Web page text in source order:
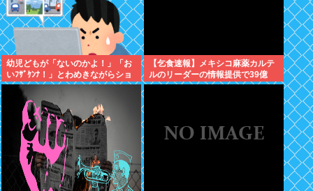
幼児どもが「ないのかよ！」「お
いﾌｻﾞｹﾝﾅ！」とわめきながらショ
ーケースをドンドン叩いたり、エ
ルボーしたりしだした
【乞食速報】メキシコ麻薬カルテ
ルのリーダーの情報提供で39億
円！お前ら急げ！